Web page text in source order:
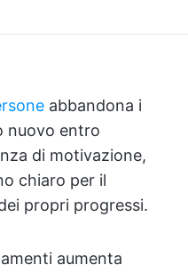
abbandona i
nuovo entro
di motivazione,
chiaro per il
propri progressi.
aumenta